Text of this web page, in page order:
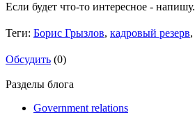
Если будет что-то интересное - напишу.
Теги: Борис Грызлов, кадровый резерв,
Обсудить (0)
Разделы блога
Government relations